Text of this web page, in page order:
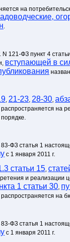
на
.
N 121-ФЗ пункт 4
вступающей в
, 21-23, 28-30,
на
порядке.
ФЗ статья 1
с 1 января 2011 г.
статьи 15,
и реализации
1 статьи 30,
на
ФЗ статья 1
с 1 января 2011 г.